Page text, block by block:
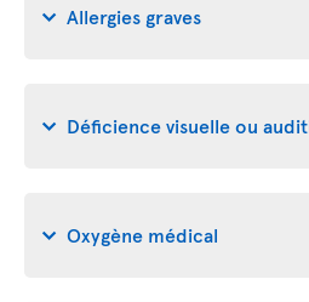
Allergies graves
Déficience visuelle ou
Oxygène médical